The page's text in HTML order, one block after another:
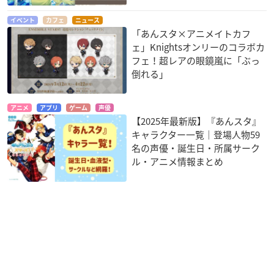
イベント カフェ ニュース
「あんスタ×アニメイトカフ
ェ」Knightsオンリーのコラボカ
フェ！超レアの眼鏡嵐に「ぶっ
倒れる」
アニメ アプリ ゲーム 声優
【2025年最新版】『あんスタ』
キャラクター一覧｜登場人物59
名の声優・誕生日・所属サーク
ル・アニメ情報まとめ